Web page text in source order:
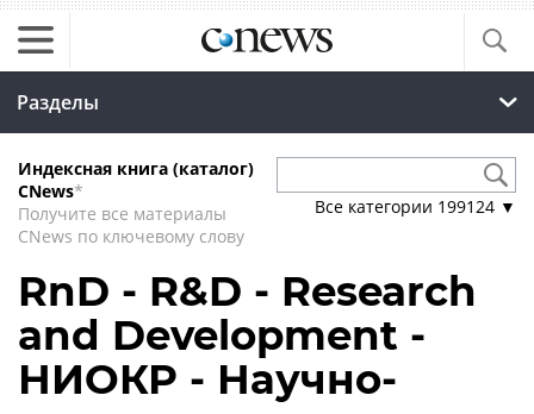
Разделы
Индексная книга (каталог)
CNews*
Получите все материалы
CNews по ключевому слову
Все категории 199124 ▼
RnD - R&D - Research
and Development -
НИОКР - Научно-